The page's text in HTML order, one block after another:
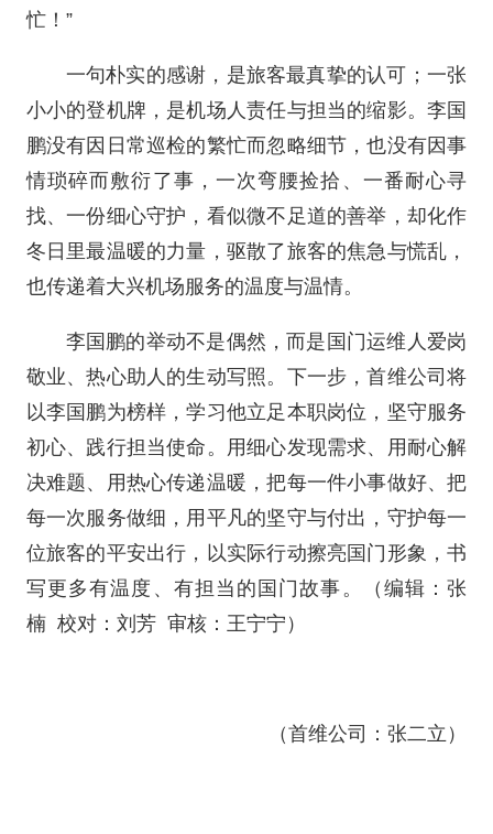
忙！”
一句朴实的感谢，是旅客最真挚的认可；一张
小小的登机牌，是机场人责任与担当的缩影。李国
鹏没有因日常巡检的繁忙而忽略细节，也没有因事
情琐碎而敷衍了事，一次弯腰捡拾、一番耐心寻
找、一份细心守护，看似微不足道的善举，却化作
冬日里最温暖的力量，驱散了旅客的焦急与慌乱，
也传递着大兴机场服务的温度与温情。
李国鹏的举动不是偶然，而是国门运维人爱岗
敬业、热心助人的生动写照。下一步，首维公司将
以李国鹏为榜样，学习他立足本职岗位，坚守服务
初心、践行担当使命。用细心发现需求、用耐心解
决难题、用热心传递温暖，把每一件小事做好、把
每一次服务做细，用平凡的坚守与付出，守护每一
位旅客的平安出行，以实际行动擦亮国门形象，书
写更多有温度、有担当的国门故事。（编辑：张
楠 校对：刘芳 审核：王宁宁）
（首维公司：张二立）